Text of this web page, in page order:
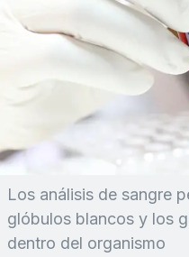
Los análisis de sangre
glóbulos blancos y los
dentro del organismo